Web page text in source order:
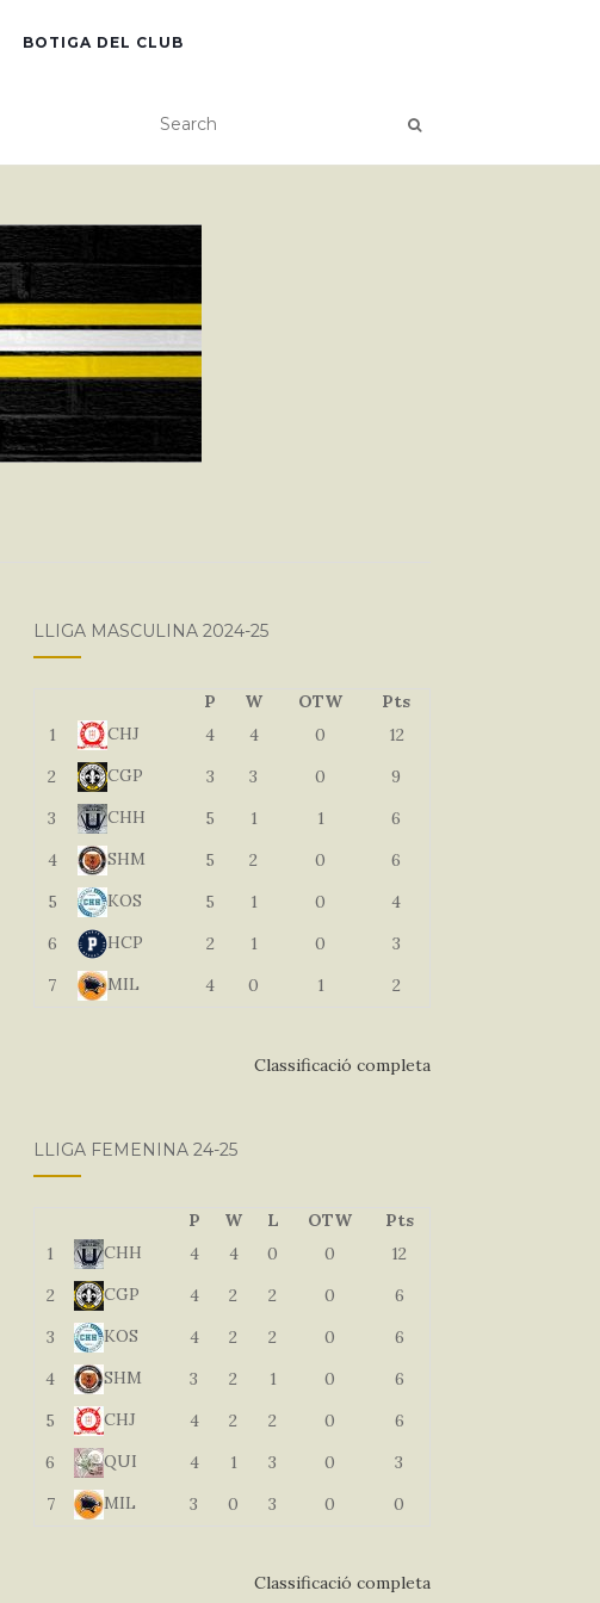
BOTIGA DEL CLUB
LLIGA MASCULINA 2024-25
P W OTW
Pts
1
CHJ 4 4 0
12
2
CGP 3 3 0
9
3
CHH 5 1 1
6
4
SHM 5 2 0
6
5
KOS 5 1 0
4
6
HCP 2 1 0
3
7
MIL 4 0 1 2
Classificació completa
LLIGA FEMENINA 24-25
P W L OTW
Pts
1
CHH 4 4 0 0
12
2
CGP 4 2 2 0
6
3
KOS 4 2 2 0
6
4
SHM 3 2 1 0
6
5
CHJ 4 2 2 0
6
6
QUI 4 1 3 0
3
7
MIL 3 0 3 0 0
Classificació completa